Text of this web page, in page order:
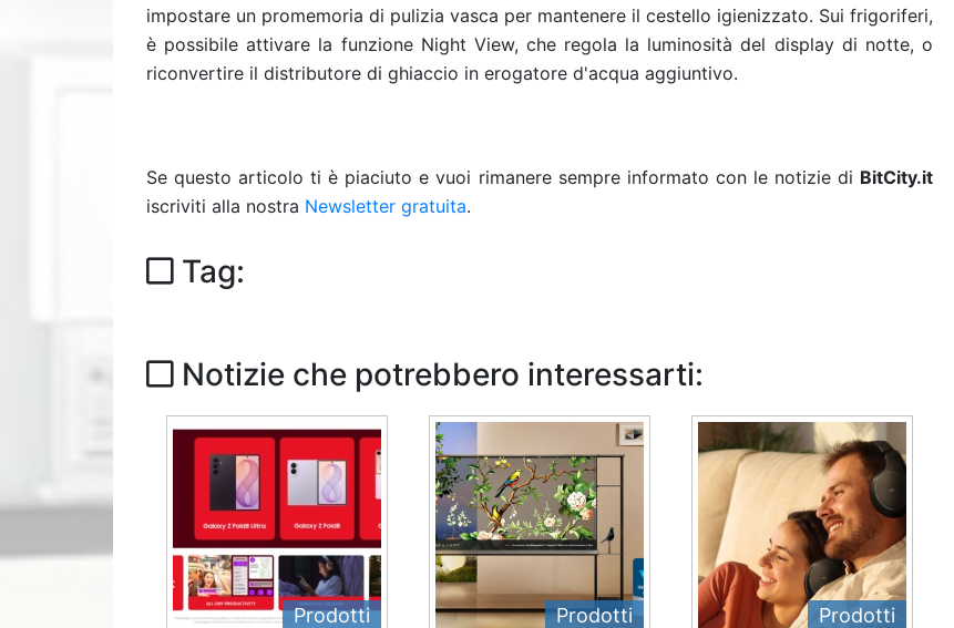
impostare un promemoria di pulizia vasca per mantenere il cestello igienizzato. Sui frigoriferi,
è possibile attivare la funzione Night View, che regola la luminosità del display di notte, o
riconvertire il distributore di ghiaccio in erogatore d'acqua aggiuntivo.
Se questo articolo ti è piaciuto e vuoi rimanere sempre informato con le notizie di BitCity.it
iscriviti alla nostra Newsletter gratuita.
Tag:
Notizie che potrebbero interessarti:
Prodotti Prodotti Prodotti